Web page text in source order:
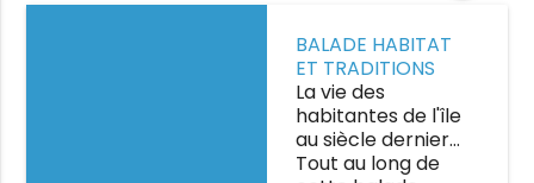
BALADE HABITAT
ET TRADITIONS
INSULAIRES
La vie des
habitantes de l'île
au siècle dernier…
Tout au long de